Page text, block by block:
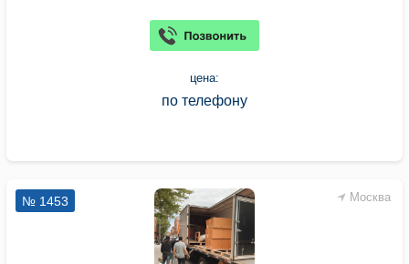
цена:
по телефону
Москва
№ 1453